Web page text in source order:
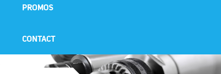
PROMOS
CONTACT